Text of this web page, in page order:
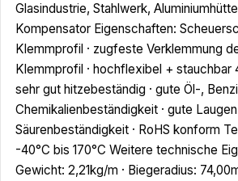
Glasindustrie, Stahlwerk,
Kompensator Eigenschaften:
Klemmprofil · zugfeste Verklemmung
Klemmprofil · hochflexibel + stauchbar
sehr gut hitzebeständig · gute Öl-,
Chemikalienbeständigkeit · gute
Säurenbeständigkeit · RoHS konform
-40°C bis 170°C Weitere technische
Gewicht: 2,21kg/m · Biegeradius: